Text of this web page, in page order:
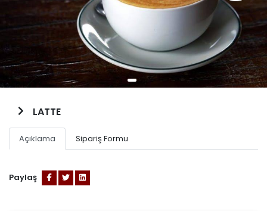
LATTE
Açıklama Sipariş Formu
Paylaş